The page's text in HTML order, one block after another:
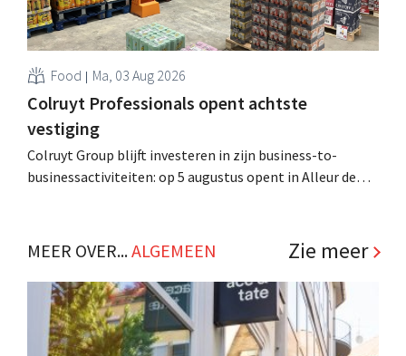
Food Ma, 03 Aug 2026
Colruyt Professionals opent achtste
vestiging
Colruyt Group blijft investeren in zijn business-to-
businessactiviteiten: op 5 augustus opent in Alleur de
klanten. .
MEER OVER...ALGEMEEN Zie meer